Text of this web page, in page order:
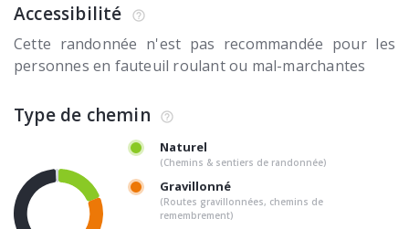
Accessibilité
Cette randonnée n'est pas recommandée pour les
personnes en fauteuil roulant ou mal-marchantes
Type de chemin
Naturel
(Chemins & sentiers de randonnée)
Gravillonné
(Routes gravillonnées, chemins de
remembrement)